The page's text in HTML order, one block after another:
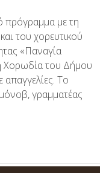
πρόγραμμα με τη
του χορευτικού
«Παναγία
Χορωδία του Δήμου
Το
γραμματέας